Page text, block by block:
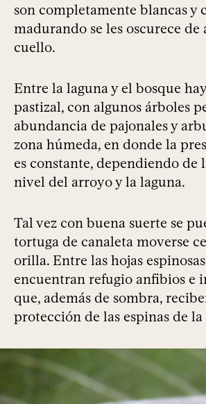
son completamente blancas y
madurando se les oscurece de
cuello.
Entre la laguna y el bosque
pastizal, con algunos árboles
abundancia de pajonales y
zona húmeda, en donde la
es constante, dependiendo de
nivel del arroyo y la laguna.
Tal vez con buena suerte se
tortuga de canaleta moverse
orilla. Entre las hojas
encuentran refugio anfibios e
que, además de sombra,
protección de las espinas de